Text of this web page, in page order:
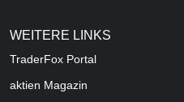
WEITERE LINKS
TraderFox Portal
aktien Magazin